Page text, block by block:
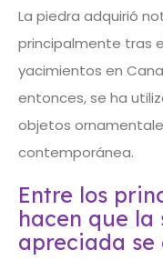
La piedra adquirió
principalmente tras
yacimientos en
entonces, se ha
objetos
contemporánea.
Entre los
hacen que la
apreciada se